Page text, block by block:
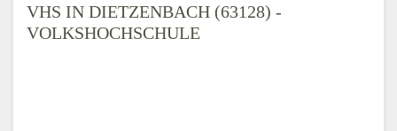
VHS IN DIETZENBACH (63128) -
VOLKSHOCHSCHULE